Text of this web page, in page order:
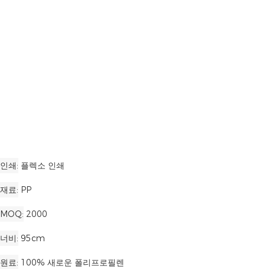
인쇄 플렉소 인쇄
재료 PP
MOQ 2000
너비 95cm
원료 100% 새로운 폴리프로필렌